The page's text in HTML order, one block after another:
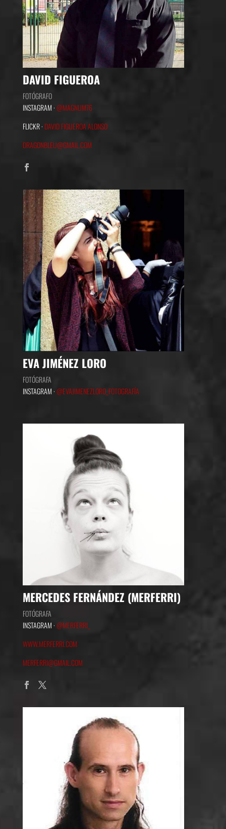
DAVID FIGUEROA
FOTÓGRAFO
INSTAGRAM ·@MAGNUM76
FLICKR · DAVID FIGUEROA ALONSO
DRAGONBLEU@GMAIL.COM
EVA JIMÉNEZ LORO
FOTÓGRAFA
INSTAGRAM · @EVAJIMENEZLORO_FOTOGRAFÍA
MERCEDES FERNÁNDEZ (MERFERRI)
FOTÓGRAFA
INSTAGRAM ·@MERFERRI_
WWW.MERFERRI.COM
MERFERRI@GMAIL.COM